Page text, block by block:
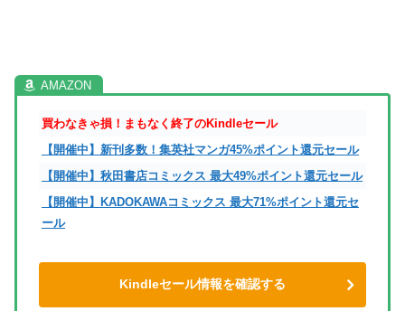
買わなきゃ損！まもなく終了のKindleセール
【開催中】新刊多数！集英社マンガ45%ポイント還元セール
【開催中】秋田書店コミックス 最大49%ポイント還元セール
【開催中】KADOKAWAコミックス 最大71%ポイント還元セ
ール
Kindleセール情報を確認する